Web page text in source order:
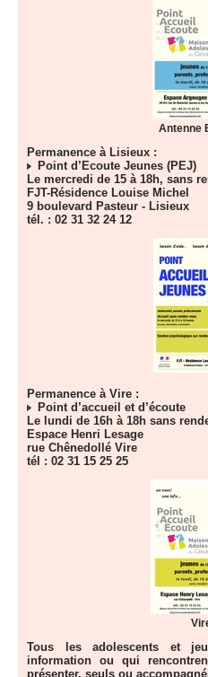
Antenne
Permanence à Lisieux :
Point d’Ecoute Jeunes (PEJ)
Le mercredi de 15 à 18h, sans
FJT-Résidence Louise Michel
9 boulevard Pasteur - Lisieux
tél. : 02 31 32 24 12
Permanence à Vire :
Point d’accueil et d’écoute
Le lundi de 16h à 18h sans
Espace Henri Lesage
rue Chênedollé Vire
tél : 02 31 15 25 25
Tous les adolescents et
information ou qui
présenter, seuls ou